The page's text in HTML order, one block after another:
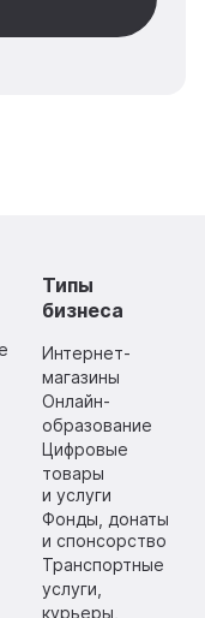
Типы
бизнеса
Интернет-
магазины
Онлайн-
образование
Цифровые
товары
и услуги
Фонды, донаты
и спонсорство
Транспортные
услуги,
курьеры,